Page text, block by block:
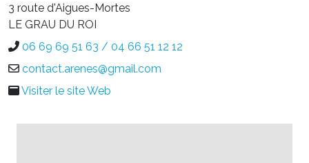
3 route d'Aigues-Mortes
LE GRAU DU ROI
06 69 69 51 63 / 04 66 51 12 12
contact.arenes@gmail.com
Visiter le site Web